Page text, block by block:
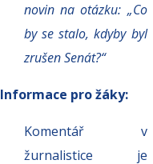
novin na otázku: „Co
by se stalo, kdyby byl
zrušenSenát?“
Informace pro žáky:
Komentář v
žurnalistice je